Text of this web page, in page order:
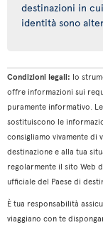
destinazioni in
identità sono
Condizioni legali: lo
offre informazioni sui
puramente informativo.
sostituiscono le
consigliamo vivamente
destinazione e alla tua
regolarmente il sito Web
ufficiale del Paese di
È tua responsabilità
viaggiano con te